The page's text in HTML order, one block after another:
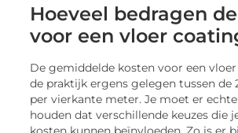
Hoeveel bedragen
voor een vloer
De gemiddelde kosten voor een
de praktijk ergens gelegen tussen de
per vierkante meter. Je moet er
houden dat verschillende keuzes die
kosten kunnen beïnvloeden. Zo is er